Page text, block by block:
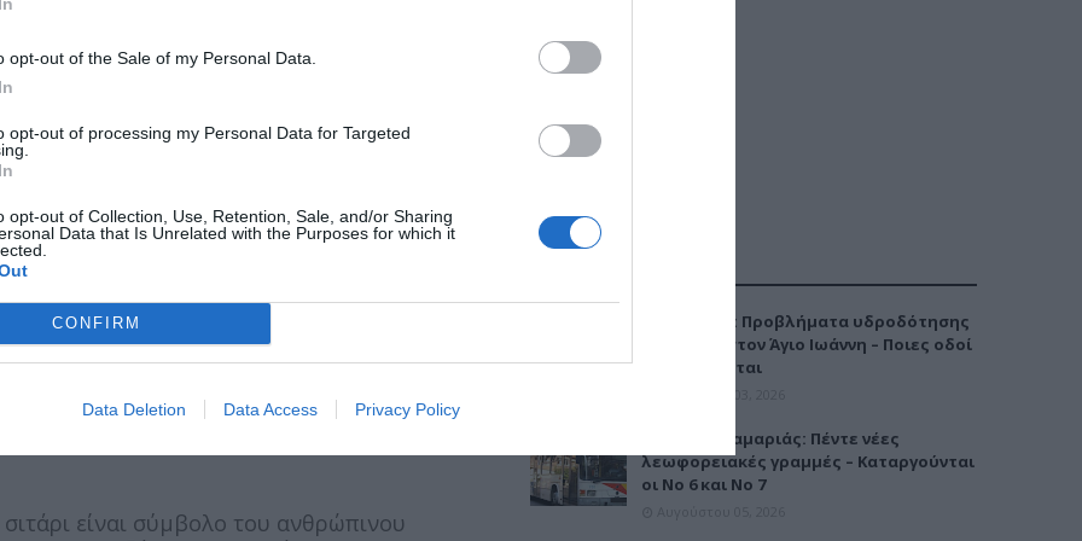
opt-out of the Sale of my Personal Data.
opt-out of processing my Personal Data for Targeted
opt-out of Collection, Use, Retention, Sale, and/or Sharing
Data that Is Unrelated with the Purposes for which it
CONFIRM
Data Deletion Data Access Privacy Policy
40η (που σχετίζεται με την Ανάληψη), στη
υπέρ όλων των νεκρών της
εσπερινό της Παρασκευής των Απόκρεων
τους κληρικούς, καθώς επίσης (και για
(α’ Σάββατο Νηστειών), το Σάββατο του
της προηγουμένης του Ψυχοσαββάτου
τη Γ’ Κυριακή των Νηστειών (ή Κυριακή της
«υπέρ πίστεως και Πατρίδος
είναι σύμβολο του ανθρώπινου
Καλαμαριά: Προβλήματα υδροδότησης
την Τρίτη στον Άγιο Ιωάννη – Ποιες οδοί
επηρεάζονται
Μετρό Καλαμαριάς: Πέντε νέες
λεωφορειακές γραμμές – Καταργούνται
οι Νο 6 και Νο 7